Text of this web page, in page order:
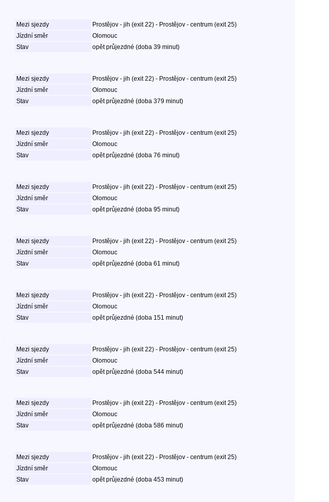
Mezi sjezdy
Prostějov - jih (exit 22) - Prostějov - centrum (exit 25)
Jízdní směr
Olomouc
Stav opět průjezdné (doba 39 minut)
Mezi sjezdy
Prostějov - jih (exit 22) - Prostějov - centrum (exit 25)
Jízdní směr
Olomouc
Stav opět průjezdné (doba 379 minut)
Mezi sjezdy
Prostějov - jih (exit 22) - Prostějov - centrum (exit 25)
Jízdní směr
Olomouc
Stav opět průjezdné (doba 76 minut)
Mezi sjezdy
Prostějov - jih (exit 22) - Prostějov - centrum (exit 25)
Jízdní směr
Olomouc
Stav opět průjezdné (doba 95 minut)
Mezi sjezdy
Prostějov - jih (exit 22) - Prostějov - centrum (exit 25)
Jízdní směr
Olomouc
Stav opět průjezdné (doba 61 minut)
Mezi sjezdy
Prostějov - jih (exit 22) - Prostějov - centrum (exit 25)
Jízdní směr
Olomouc
Stav opět průjezdné (doba 151 minut)
Mezi sjezdy
Prostějov - jih (exit 22) - Prostějov - centrum (exit 25)
Jízdní směr
Olomouc
Stav opět průjezdné (doba 544 minut)
Mezi sjezdy
Prostějov - jih (exit 22) - Prostějov - centrum (exit 25)
Jízdní směr
Olomouc
Stav opět průjezdné (doba 586 minut)
Mezi sjezdy
Prostějov - jih (exit 22) - Prostějov - centrum (exit 25)
Jízdní směr
Olomouc
Stav opět průjezdné (doba 453 minut)